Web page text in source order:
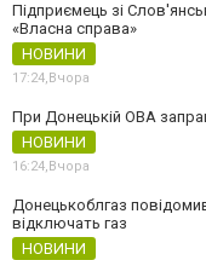
Підприємець зі
«Власна справа»
НОВИНИ
17:24, Вчора
При Донецькій ОВА
НОВИНИ
16:24, Вчора
Донецькоблгаз
відключать газ
НОВИНИ